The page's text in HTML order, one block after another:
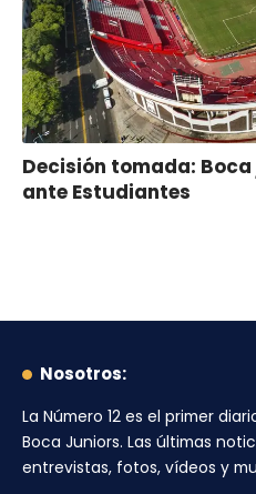
Decisión tomada:
ante Estudiantes
Nosotros:
La Número 12 es el primer
Boca Juniors. Las últimas
entrevistas, fotos, vídeos y